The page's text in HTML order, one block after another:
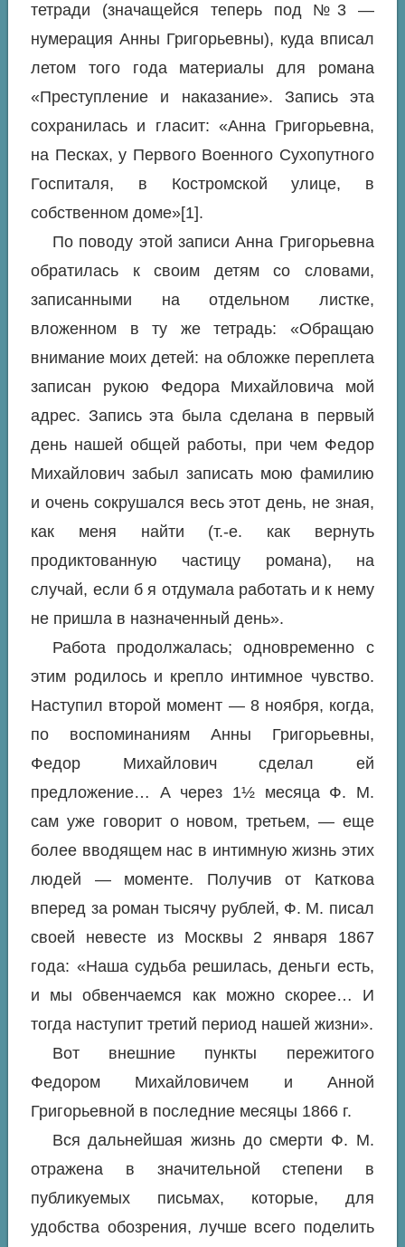
тетради (значащейся теперь под №3 —
нумерация Анны Григорьевны), куда вписал
летом того года материалы для романа
«Преступление и наказание». Запись эта
сохранилась и гласит: «Анна Григорьевна,
на Песках, у Первого Военного Сухопутного
Госпиталя, в Костромской улице, в
собственном доме»[1].
По поводу этой записи Анна Григорьевна
обратилась к своим детям со словами,
записанными на отдельном листке,
вложенном в ту же тетрадь: «Обращаю
внимание моих детей: на обложке переплета
записан рукою Федора Михайловича мой
адрес. Запись эта была сделана в первый
день нашей общей работы, при чем Федор
Михайлович забыл записать мою фамилию
и очень сокрушался весь этот день, не зная,
как меня найти (т.-е. как вернуть
продиктованную частицу романа), на
случай, если б я отдумала работать и к нему
не пришла в назначенный день».
Работа продолжалась; одновременно с
этим родилось и крепло интимное чувство.
Наступил второй момент — 8 ноября, когда,
по воспоминаниям Анны Григорьевны,
Федор Михайлович сделал ей
предложение… А через 1½ месяца Ф. М.
сам уже говорит о новом, третьем, — еще
более вводящем нас в интимную жизнь этих
людей — моменте. Получив от Каткова
вперед за роман тысячу рублей, Ф. М. писал
своей невесте из Москвы 2 января 1867
года: «Наша судьба решилась, деньги есть,
и мы обвенчаемся как можно скорее… И
тогда наступит третий период нашей жизни».
Вот внешние пункты пережитого
Федором Михайловичем и Анной
Григорьевной в последние месяцы 1866 г.
Вся дальнейшая жизнь до смерти Ф. М.
отражена в значительной степени в
публикуемых письмах, которые, для
удобства обозрения, лучше всего поделить